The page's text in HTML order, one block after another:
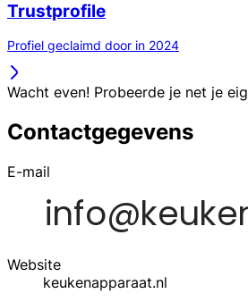
Trustprofile
Profiel geclaimd door in 2024
Wacht even! Probeerde je net je
Contactgegevens
E-mail
Website
keukenapparaat.nl